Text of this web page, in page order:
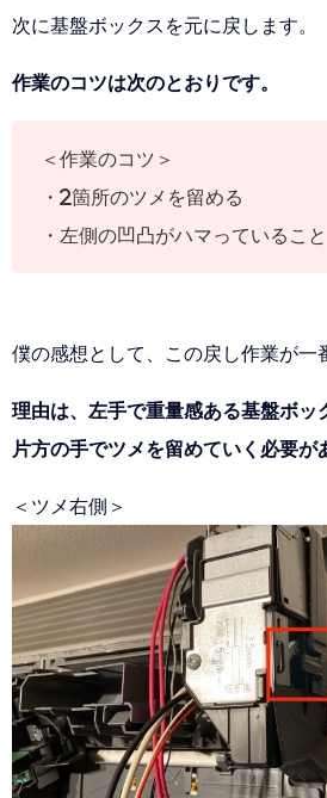
次に基盤ボックスを元に戻します。
作業のコツは次のとおりです。
＜作業のコツ＞
・2箇所のツメを留める
・左側の凹凸がハマっていること
僕の感想として、この戻し作業が一
理由は、左手で重量感ある基盤ボッ
片方の手でツメを留めていく必要が
＜ツメ右側＞